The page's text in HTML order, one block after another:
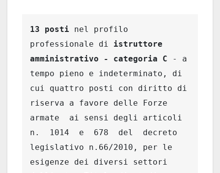
13 posti nel profilo
professionale di istruttore
amministrativo - categoria C
- a
tempo pieno e indeterminato, di
cui quattro posti con diritto di
riserva a favore delle Forze
armate  ai sensi degli articoli
n.  1014  e  678  del  decreto
legislativo n.66/2010, per le
esigenze dei diversi settori